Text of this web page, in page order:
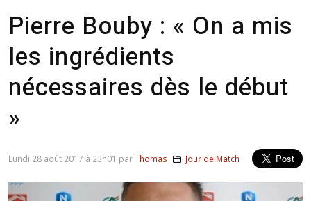
Pierre Bouby : « On a mis
les ingrédients
nécessaires dès le début
»
Lundi 28 août 2017 à 23h01 parThomas Jour de Match